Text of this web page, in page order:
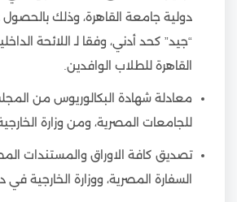
دولية جامعة القاهرة، وذلك بالحصول
“جيد” كحد أدني، وفقا لـ اللائحة
القاهرة للطلاب الوافدين.
معادلة شهادة البكالوريوس من
للجامعات المصرية، ومن وزارة
تصديق كافة الاوراق والمستندات
السفارة المصرية، ووزارة الخارجية في